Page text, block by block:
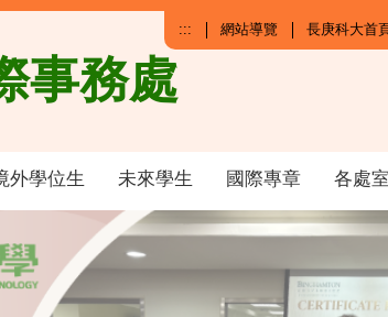
事務處
::: 網站導覽 長庚科大首
外學位生 未來學生 國際專章 各處